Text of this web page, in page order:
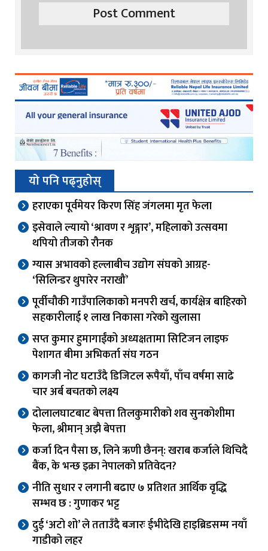
यो पनि पढ्नुहोस्
हराएका पूर्वमेयर किरण सिंह जंगलमा मृत फेला
इसेवाले ल्यायो ‘श्रावण र शृङ्गार’, महिलाको उत्सवमा
थपियो तीजको रौनक
ग्यास अभावको हल्लाबीच उद्योग संघको आग्रह-
‘सिलिन्डर थुपारेर नराखौं’
पूर्वीचौकी गाउँपालिकाको मनपरी खर्च, कार्यक्षेत्र बाहिरको
सहकारीलाई १ लाख निकासा गरेको खुलासा
सप्त कुमार हुमागाईंको अध्यक्षतामा सिटिजन लाइफ
पेशागत बीमा अभिकर्ता संघ गठन
कागजी नोट घटाउँदै डिजिटल रूपैयाँ, पाँच वर्षमा साढे
चार अर्ब बचतको लक्ष्य
दोलालघाटबाट बेपत्ता तिलकुमारीको शव सुनकोशीमा
फेला, श्रीमान् अझै बेपत्ता
कर्जा दिन पैसा छ, लिने ऋणी छैनन्: खराब कर्जाले थिचिदै
बैंक, के भन्छ इक्रा नेपालको प्रतिवेदन?
नीति सुधार र लगानी बढाए ७ प्रतिशत आर्थिक वृद्धि
सम्भव छ : गुणाकर भट्ट
दुई ‘अटो शो’ ले तताउँदै बजारः ईभीदेखि हाइब्रिडसम्म नयाँ
गाडीको लहर